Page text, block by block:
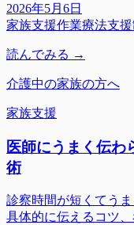
2026年5月6日
家族支援作業療法支
読んでみる →
介護中の家族の方へ
家族支援
医師にうまく伝
術
診察時間が短くてう
具体的に伝えるコツ